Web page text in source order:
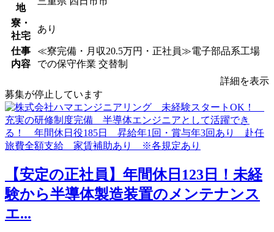
地
寮・
社宅
あり
仕事
内容
≪寮完備・月収20.5万円・正社員≫電子部品系工場
での保守作業 交替制
詳細を表示
募集が停止しています
【安定の正社員】年間休日123日！未経
験から半導体製造装置のメンテナンス
エ...